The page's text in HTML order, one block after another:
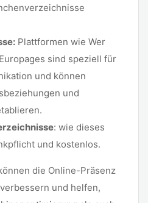
Plattformen wie Wer
sind speziell für
und können
und
: wie dieses
und kostenlos.
die Online-Präsenz
und helfen,